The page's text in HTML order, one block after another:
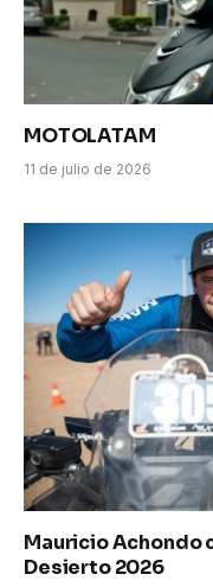
MOTOLATAM
11 de julio de 2026
Mauricio Achondo
Desierto 2026